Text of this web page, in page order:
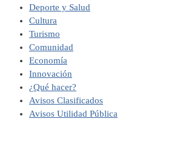
Deporte y Salud
Cultura
Turismo
Comunidad
Economía
Innovación
¿Qué hacer?
Avisos Clasificados
Avisos Utilidad Pública